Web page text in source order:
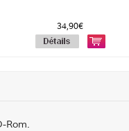
34,90€
Rom.